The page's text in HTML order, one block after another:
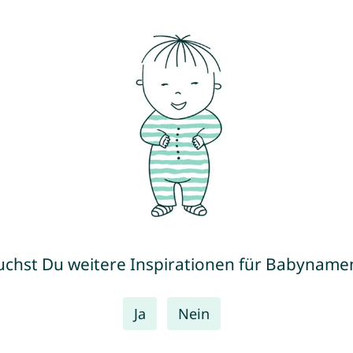
Du weitere Inspirationen für
Ja Nein